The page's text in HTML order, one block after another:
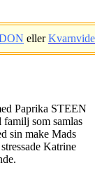
eller
Paprika STEEN
familj som samlas
sin make Mads
Katrine